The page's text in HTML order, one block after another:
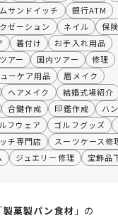
サンドイッチ
銀行ATM
ゼーション ネイル
保
着付け
お手入れ用品
アー 国内ツアー
修理
ーケア用品
眉メイク
ヘアメイク 結婚式場紹介
合鍵作成 印鑑作成
ハ
フウェア ゴルフグッズ
チ専門店
スーツケース修
ジュエリー修理 宝飾品
「製菓製パン食材 」の